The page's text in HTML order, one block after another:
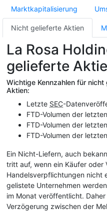
Marktkapitalisierung
Nicht gelieferte Aktien
La Rosa
gelieferte
Wichtige Kennzahlen für
Aktien:
Letzte SEC-
FTD-Volumen der
FTD-Volumen der
FTD-Volumen der
Ein Nicht-Liefern, auch
tritt auf, wenn ein Käufer oder
Handelsverpflichtungen nicht
gelistete Unternehmen
im Monat veröffentlicht.
Verzögerung zwischen der